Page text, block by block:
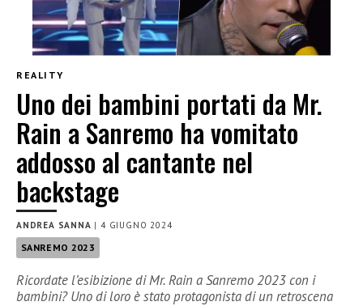
REALITY
Uno dei bambini portati da Mr.
Rain a Sanremo ha vomitato
addosso al cantante nel
backstage
ANDREA SANNA |4 GIUGNO 2024
SANREMO 2023
Ricordate l’esibizione di Mr. Rain a Sanremo 2023 con i
bambini? Uno di loro è stato protagonista di un retroscena